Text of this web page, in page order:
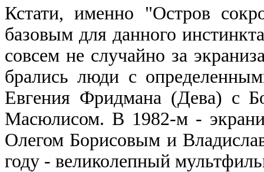
Кстати, именно "Остров
базовым для данного
совсем не случайно за
брались люди с
Евгения Фридмана (Дева) с
Масюлисом. В 1982-м -
Олегом Борисовым и
году - великолепный